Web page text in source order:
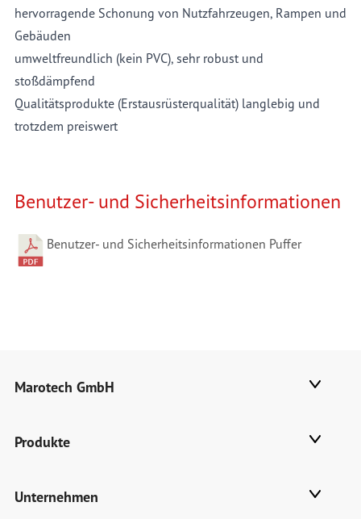
hervorragende Schonung von Nutzfahrzeugen, Rampen und
Gebäuden
umweltfreundlich (kein PVC), sehr robust und
stoßdämpfend
Qualitätsprodukte (Erstausrüsterqualität) langlebig und
trotzdem preiswert
Benutzer- und Sicherheitsinformationen
Benutzer- und Sicherheitsinformationen Puffer
Marotech GmbH
Produkte
Unternehmen